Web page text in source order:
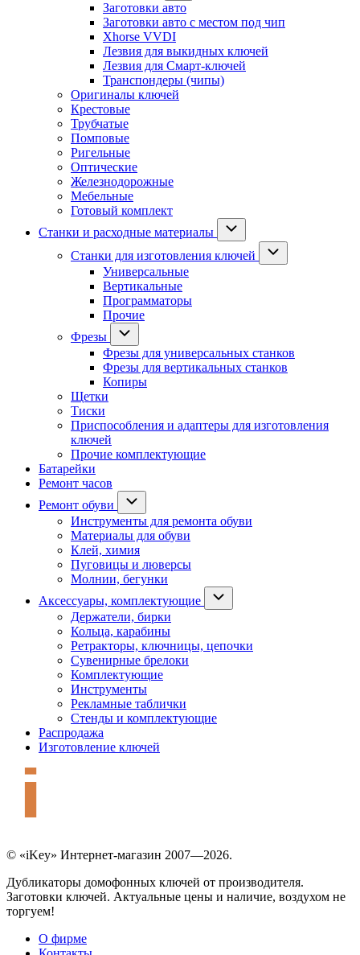
Заготовки авто
Заготовки авто с местом под чип
Xhorse VVDI
Лезвия для выкидных ключей
Лезвия для Смарт-ключей
Транспондеры (чипы)
Оригиналы ключей
Крестовые
Трубчатые
Помповые
Ригельные
Оптические
Железнодорожные
Мебельные
Готовый комплект
Станки и расходные материалы
Станки для изготовления ключей
Универсальные
Вертикальные
Программаторы
Прочие
Фрезы
Фрезы для универсальных станков
Фрезы для вертикальных станков
Копиры
Щетки
Тиски
Приспособления и адаптеры для изготовления
ключей
Прочие комплектующие
Батарейки
Ремонт часов
Ремонт обуви
Инструменты для ремонта обуви
Материалы для обуви
Клей, химия
Пуговицы и люверсы
Молнии, бегунки
Аксессуары, комплектующие
Держатели, бирки
Кольца, карабины
Ретракторы, ключницы, цепочки
Сувенирные брелоки
Комплектующие
Инструменты
Рекламные таблички
Стенды и комплектующие
Распродажа
Изготовление ключей
© «iKey» Интернет-магазин 2007—2026.
Дубликаторы домофонных ключей от производителя.
Заготовки ключей. Актуальные цены и наличие, воздухом не
торгуем!
О фирме